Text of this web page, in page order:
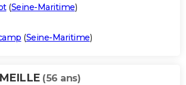
(Seine-Maritime)
(Seine-Maritime)
(56 ans)